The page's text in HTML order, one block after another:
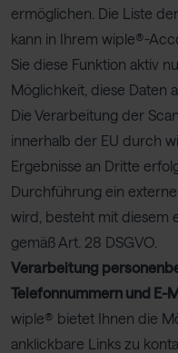
ermöglichen. Die Liste
kann in Ihrem wiple®-
Sie diese Funktion aktiv
Möglichkeit, diese Daten
Die Verarbeitung der
innerhalb der EU durch
Ergebnisse an Dritte
Durchführung ein
wird, besteht mit diesem
gemäß Art. 28 DSGVO.
Verarbeitung
Telefonnummern und E-
wiple® bietet Ihnen die
anklickbare Links zu